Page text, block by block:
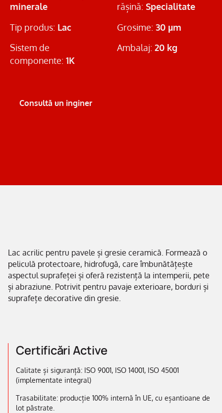
minerale
rășină: Specialitate
Tip produs: Lac Grosime: 30 µm
Sistem de
componente: 1K
Ambalaj: 20 kg
Consultă un inginer
Lac acrilic pentru pavele și gresie ceramică. Formează o
peliculă protectoare, hidrofugă, care îmbunătățește
aspectul suprafeței și oferă rezistență la intemperii, pete
și abraziune. Potrivit pentru pavaje exterioare, borduri și
suprafețe decorative din gresie.
Certificări Active
Calitate și siguranță: ISO 9001, ISO 14001, ISO 45001
(implementate integral)
Trasabilitate: producție 100% internă în UE, cu eșantioane de
lot păstrate.